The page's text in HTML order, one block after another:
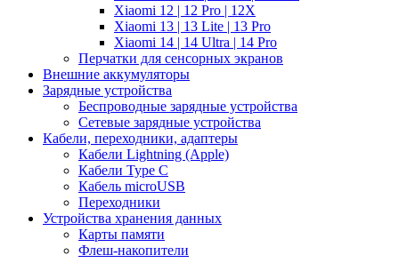
Xiaomi 12 | 12 Pro | 12X
Xiaomi 13 | 13 Lite | 13 Pro
Xiaomi 14 | 14 Ultra | 14 Pro
Перчатки для сенсорных экранов
Внешние аккумуляторы
Зарядные устройства
Беспроводные зарядные устройства
Сетевые зарядные устройства
Кабели, переходники, адаптеры
Кабели Lightning (Apple)
Кабели Type C
Кабель microUSB
Переходники
Устройства хранения данных
Карты памяти
Флеш-накопители